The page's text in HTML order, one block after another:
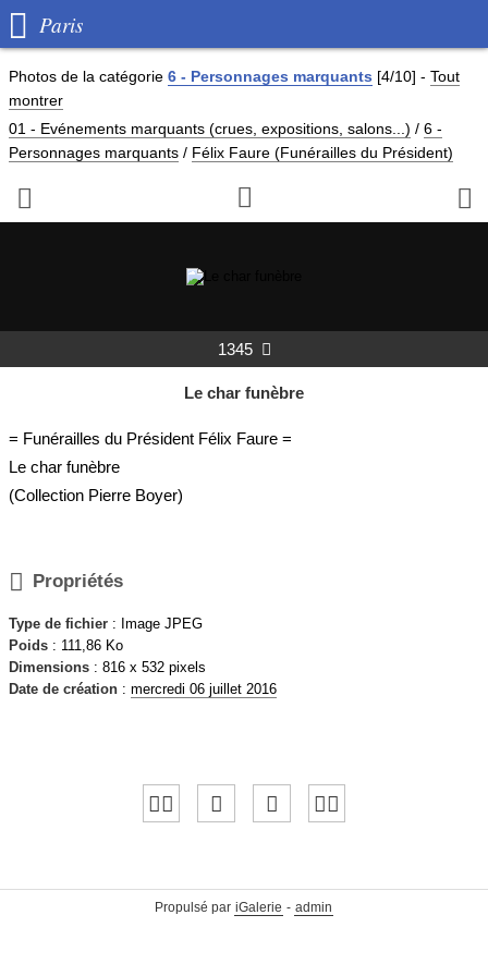
 Paris
Photos de la catégorie 6 - Personnages marquants [4/10] - Tout
montrer
01 - Evénements marquants (crues, expositions, salons...) / 6 -
Personnages marquants / Félix Faure (Funérailles du Président)
  
1345 
Le char funèbre
= Funérailles du Président Félix Faure =
Le char funèbre
(Collection Pierre Boyer)
 Propriétés
Type de fichier : Image JPEG
Poids : 111,86 Ko
Dimensions : 816 x 532 pixels
Date de création : mercredi 06 juillet 2016
Propulsé par iGalerie - admin